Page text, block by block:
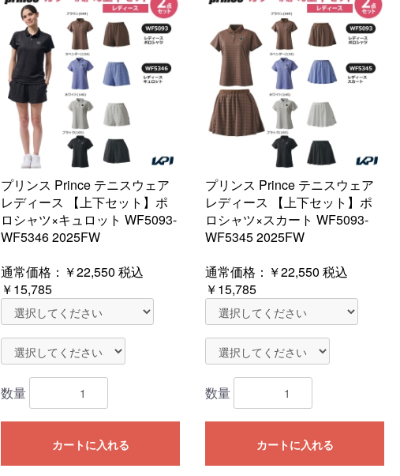
プリンス Prince テニスウェア
レディース 【上下セット】ポ
ロシャツ×キュロット WF5093-
WF5346 2025FW
通常価格： ￥22,550 税込
￥15,785
数量
カートに入れる
プリンス Prince テニスウェア
レディース 【上下セット】ポ
ロシャツ×スカート WF5093-
WF5345 2025FW
通常価格： ￥22,550 税込
￥15,785
数量
カートに入れる